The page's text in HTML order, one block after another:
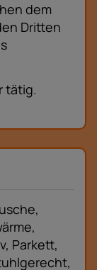
dem
Dritten
tätig.
Parkett